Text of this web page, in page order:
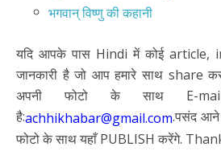
भगवान् विष्णु की कहानी
यदि आपके पास Hindi में कोई article,
जानकारी है जो आप हमारे साथ share
अपनी फोटो के साथ E-
है:achhikhabar@gmail.com.पसंद
फोटो के साथ यहाँ PUBLISH करेंगे.